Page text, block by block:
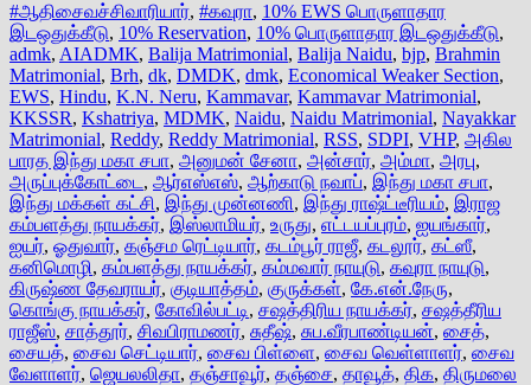
#ஆதிசைவச்சிவாரியார், #கவுரா, 10% EWS பொருளாதார
இடஒதுக்கீடு, 10% Reservation, 10% பொருளாதார இடஒதுக்கீடு,
admk, AIADMK, Balija Matrimonial, Balija Naidu, bjp, Brahmin
Matrimonial, Brh, dk, DMDK, dmk, Economical Weaker Section,
EWS, Hindu, K.N. Neru, Kammavar, Kammavar Matrimonial,
KKSSR, Kshatriya, MDMK, Naidu, Naidu Matrimonial, Nayakkar
Matrimonial, Reddy, Reddy Matrimonial, RSS, SDPI, VHP, அகில
பாரத இந்து மகா சபா, அனுமன் சேனா, அன்சார், அம்மா, அரபு,
அருப்புக்கோட்டை , ஆர்எஸ்எஸ், ஆற்காடு நவாப், இந்து மகா சபா,
இந்து மக்கள் கட்சி, இந்து முன்னணி, இந்து ராஷ்ட்டீரியம், இராஜ
கம்பளத்து நாயக்கர், இஸ்லாமியர், உருது, எட்டயப்புரம், ஐயங்கார்,
ஐயர், ஓதுவார், கஞ்சம ரெட்டியார், கடம்பூர் ராஜீ, கடலூர், கட்ஸீ,
கனிமொழி, கம்பளத்து நாயக்கர், கம்மவார் நாயுடு, கவுரா நாயுடு,
கிருஷ்ண தேவராயர், குடியாத்தம், குருக்கள், கே.என்.நேரு,
கொங்கு நாயக்கர், கோவில்பட்டி, சஷத்திரிய நாயக்கர், சஷத்தீரிய
ராஜீஸ், சாத்தூர், சிவபிராமணர், சுதீஷ், சுப.வீரபாண்டியன், சைத்,
சையத், சைவ செட்டியார், சைவ பிள்ளை, சைவ வெள்ளாளர், சைவ
வேளாளர், ஜெயலலிதா, தஞ்சாவூர், தஞ்சை, தாவூத், திக, திருமலை